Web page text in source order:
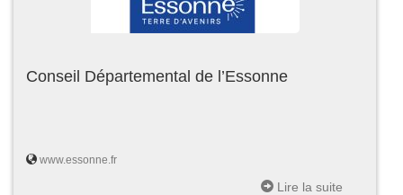
Conseil Départemental de l’Essonne
www.essonne.fr
Lire la suite